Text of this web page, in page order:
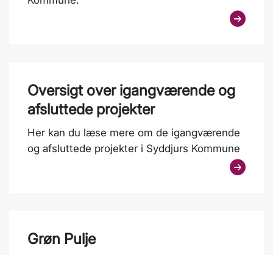
Oversigt over igangværende og
afsluttede projekter
Her kan du læse mere om de igangværende
og afsluttede projekter i Syddjurs Kommune
Grøn Pulje